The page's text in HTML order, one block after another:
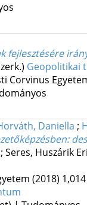
fejlesztésére
Geopolitikai
Corvinus
Daniella ;
Seres, Huszárik
(2018)